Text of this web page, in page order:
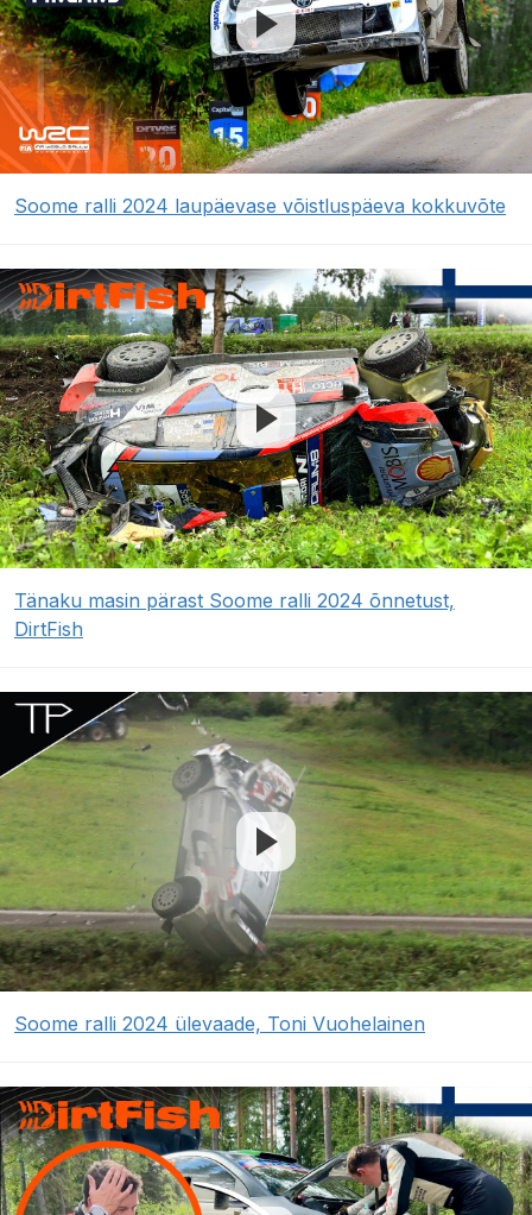
Soome ralli 2024 laupäevase võistluspäeva kokkuvõte
Tänaku masin pärast Soome ralli 2024 õnnetust,
DirtFish
Soome ralli 2024 ülevaade, Toni Vuohelainen